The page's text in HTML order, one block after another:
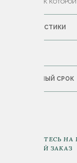
КЛАССИКИ, К
ХАРАКТЕРИСТИКИ
ГАРАНТИЙНЫЙ СРОК
ПОДПИШИТЕСЬ НА
НА ПЕРВЫЙ ЗАКАЗ